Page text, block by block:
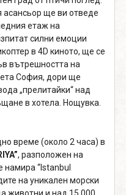
асансьор ще ви отведе
етаж на
силни емоции
в 4D киното, ще се
вътрешността на
София, дори ще
„прелитайки“ над
в хотела. Нощувка.
време (около 2 часа) в
, разположен на
“Istanbul
на уникален морски